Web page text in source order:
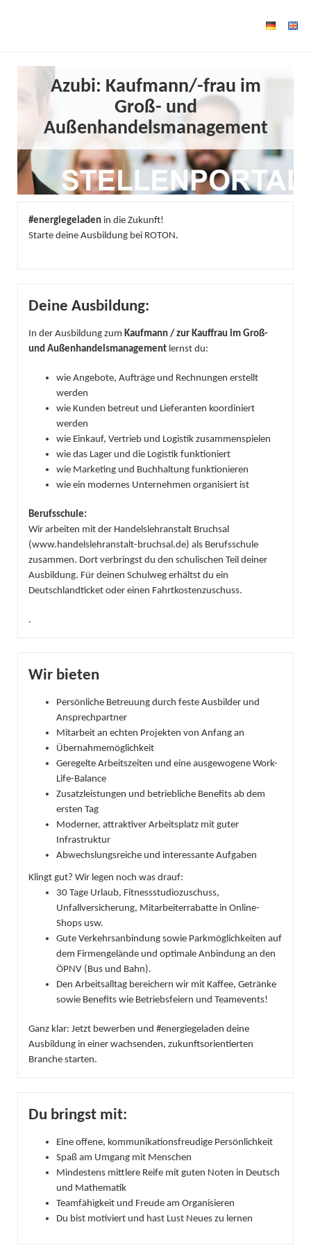
Azubi: Kaufmann/-frau im
Groß- und
Außenhandelsmanagement
#energiegeladen in die Zukunft!
Starte deine Ausbildung bei ROTON.
Deine Ausbildung:
In der Ausbildung zum Kaufmann / zur Kauffrau im Groß-
und Außenhandelsmanagement lernst du:
wie Angebote, Aufträge und Rechnungen erstellt
werden
wie Kunden betreut und Lieferanten koordiniert
werden
wie Einkauf, Vertrieb und Logistik zusammenspielen
wie das Lager und die Logistik funktioniert
wie Marketing und Buchhaltung funktionieren
wie ein modernes Unternehmen organisiert ist
Berufsschule:
Wir arbeiten mit der Handelslehranstalt Bruchsal
(www.handelslehranstalt-bruchsal.de) als Berufsschule
zusammen. Dort verbringst du den schulischen Teil deiner
Ausbildung. Für deinen Schulweg erhältst du ein
Deutschlandticket oder einen Fahrtkostenzuschuss.
.
Wir bieten
Persönliche Betreuung durch feste Ausbilder und
Ansprechpartner
Mitarbeit an echten Projekten von Anfang an
Übernahmemöglichkeit
Geregelte Arbeitszeiten und eine ausgewogene Work-
Life-Balance
Zusatzleistungen und betriebliche Benefits ab dem
ersten Tag
Moderner, attraktiver Arbeitsplatz mit guter
Infrastruktur
Abwechslungsreiche und interessante Aufgaben
Klingt gut? Wir legen noch was drauf:
30 Tage Urlaub, Fitnessstudiozuschuss,
Unfallversicherung, Mitarbeiterrabatte in Online-
Shops usw.
Gute Verkehrsanbindung sowie Parkmöglichkeiten auf
dem Firmengelände und optimale Anbindung an den
ÖPNV (Bus und Bahn).
Den Arbeitsalltag bereichern wir mit Kaffee, Getränke
sowie Benefits wie Betriebsfeiern und Teamevents!
Ganz klar: Jetzt bewerben und #energiegeladen deine
Ausbildung in einer wachsenden, zukunftsorientierten
Branche starten.
Du bringst mit:
Eine offene, kommunikationsfreudige Persönlichkeit
Spaß am Umgang mit Menschen
Mindestens mittlere Reife mit guten Noten in Deutsch
und Mathematik
Teamfähigkeit und Freude am Organisieren
Du bist motiviert und hast Lust Neues zu lernen